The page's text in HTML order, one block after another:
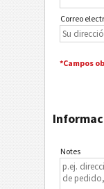
Correo
*Campos
Notes